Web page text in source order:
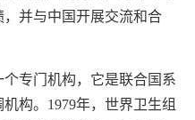
并与中国开展交流和合
专门机构，它是联合国系
构。1979年，世界卫生组